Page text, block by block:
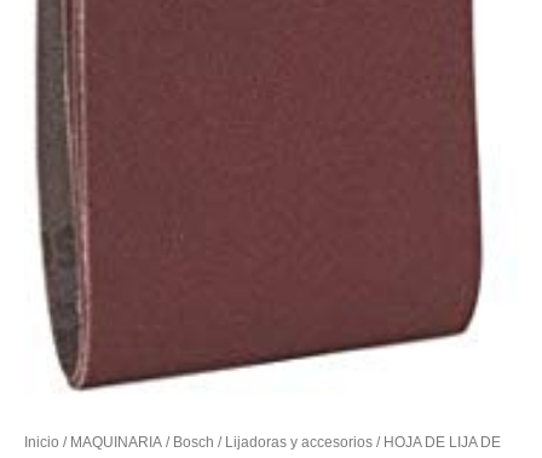
Inicio / MAQUINARIA / Bosch / Lijadoras y accesorios / HOJA DE LIJA DE